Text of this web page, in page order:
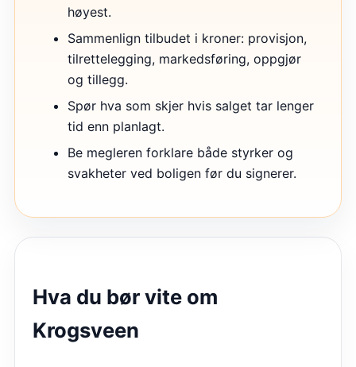
høyest.
Sammenlign tilbudet i kroner: provisjon,
tilrettelegging, markedsføring, oppgjør
og tillegg.
Spør hva som skjer hvis salget tar lenger
tid enn planlagt.
Be megleren forklare både styrker og
svakheter ved boligen før du signerer.
Hva du bør vite om
Krogsveen